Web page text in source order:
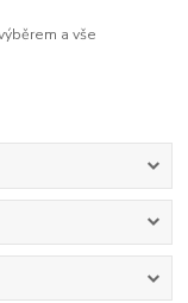
a vše